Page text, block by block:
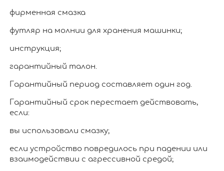
фирменная смазка
футляр на молнии для хранения машинки;
инструкция;
гарантийный талон.
Гарантийный период составляет один год.
Гарантийный срок перестает действовать,
если:
вы использовали смазку;
если устройство повредилось при падении или
взаимодействии с агрессивной средой;